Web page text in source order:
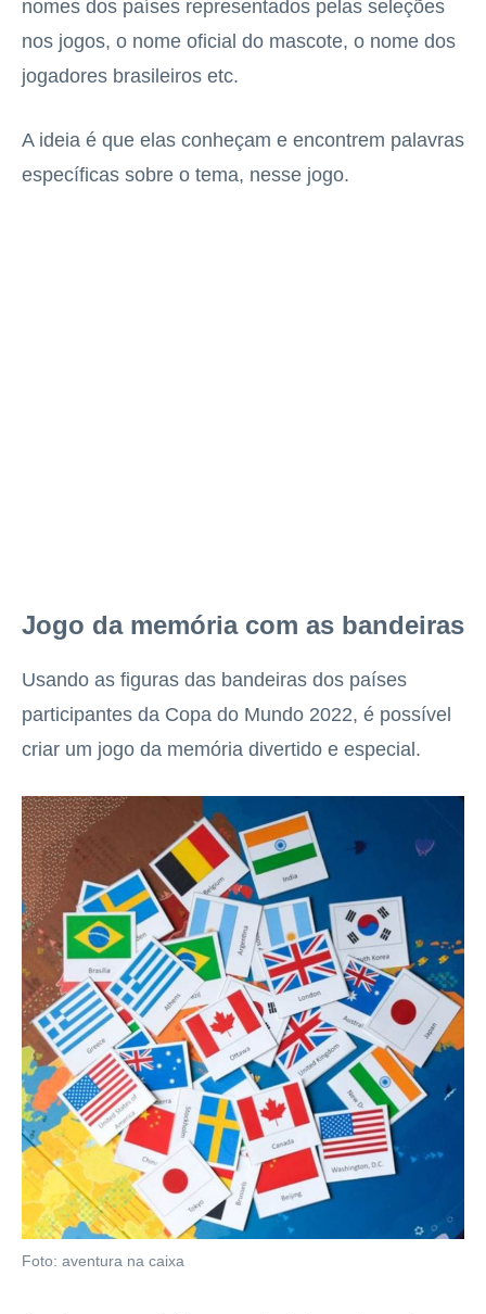
nomes dos países representados pelas seleções
nos jogos, o nome oficial do mascote, o nome dos
jogadores brasileiros etc.
A ideia é que elas conheçam e encontrem palavras
específicas sobre o tema, nesse jogo.
Jogo da memória com as bandeiras
Usando as figuras das bandeiras dos países
participantes da Copa do Mundo 2022, é possível
criar um jogo da memória divertido e especial.
Foto: aventura na caixa